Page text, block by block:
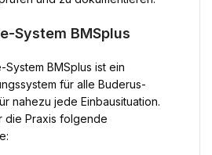
System BMSplus
BMSplus ist ein
für alle Buderus-
nahezu jede Einbausituation.
die Praxis folgende